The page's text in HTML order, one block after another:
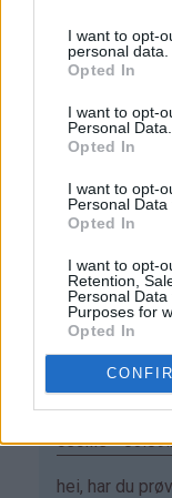
I want to opt-
personal data.
Opted In
I want to opt-
Personal Data.
Opted In
I want to opt-
Personal Data
Opted In
I want to opt-
Retention,
Personal
Purposes for
Opted In
Som
på
av
(ikke
bekreftet)
Det skal være
skal det
klumper -
mørk deig
til - den er
cecilie -
Som
hei, har du